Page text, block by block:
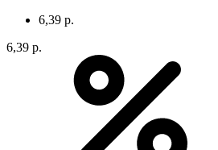
6,39 р.
6,39 р.